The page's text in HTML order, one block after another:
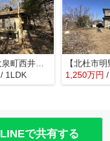
【北杜市大泉町西井出】林の中にあるコンパクトな平家
/ 1LDK 1,250万円
LINEで共有する